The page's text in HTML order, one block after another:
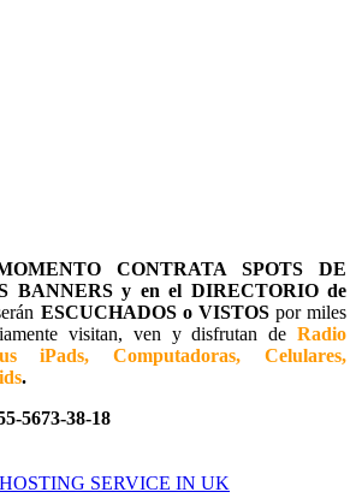
CONTRATA SPOTS DE
BANNERS y en el DIRECTORIO de
ESCUCHADOS o VISTOSpor miles
visitan, ven y disfrutan de Radio
iPads, Computadoras, Celulares,
.
5673-38-18